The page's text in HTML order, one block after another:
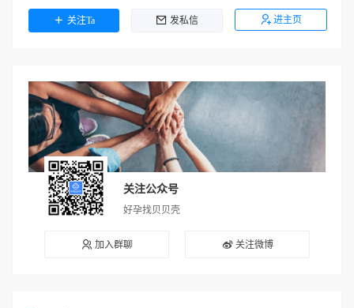
关注Ta 发私信 进主页
关注公众号
好孕找贝贝壳
加入群聊 关注微博